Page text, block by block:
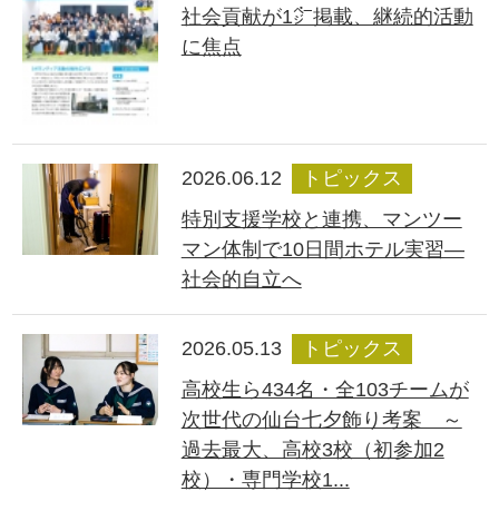
社会貢献が1㌻掲載、継続的活動
に焦点
2026.06.12
トピックス
特別支援学校と連携、マンツー
マン体制で10日間ホテル実習―
社会的自立へ
2026.05.13
トピックス
高校生ら434名・全103チームが
次世代の仙台七夕飾り考案 ～
過去最大、高校3校（初参加2
校）・専門学校1...